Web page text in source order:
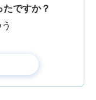
ですか？